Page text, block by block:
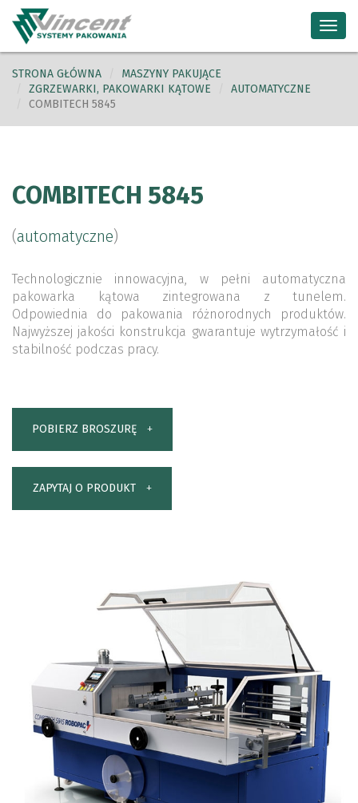
STRONA GŁÓWNA
MASZYNY PAKUJĄCE
ZGRZEWARKI, PAKOWARKI KĄTOWE
AUTOMATYCZNE
COMBITECH 5845
COMBITECH 5845
(automatyczne)
Technologicznie innowacyjna, w pełni automatyczna
pakowarka kątowa zintegrowana z tunelem.
Odpowiednia do pakowania różnorodnych produktów.
Najwyższej jakości konstrukcja gwarantuje wytrzymałość i
stabilność podczas pracy.
POBIERZ BROSZURĘ
ZAPYTAJ O PRODUKT